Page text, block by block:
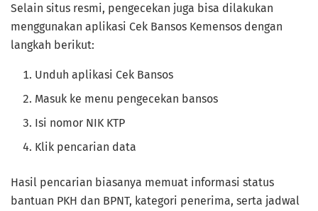
Selain situs resmi, pengecekan juga bisa dilakukan
menggunakan aplikasi Cek Bansos Kemensos dengan
langkah berikut:
Unduh aplikasi Cek Bansos
Masuk ke menu pengecekan bansos
Isi nomor NIK KTP
Klik pencarian data
Hasil pencarian biasanya memuat informasi status
bantuan PKH dan BPNT, kategori penerima, serta jadwal